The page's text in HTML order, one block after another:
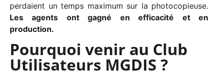
perdaient un temps maximum sur la photocopieuse.
Les agents ont gagné en efficacité et en
production.
Pourquoi venir au Club
Utilisateurs MGDIS ?